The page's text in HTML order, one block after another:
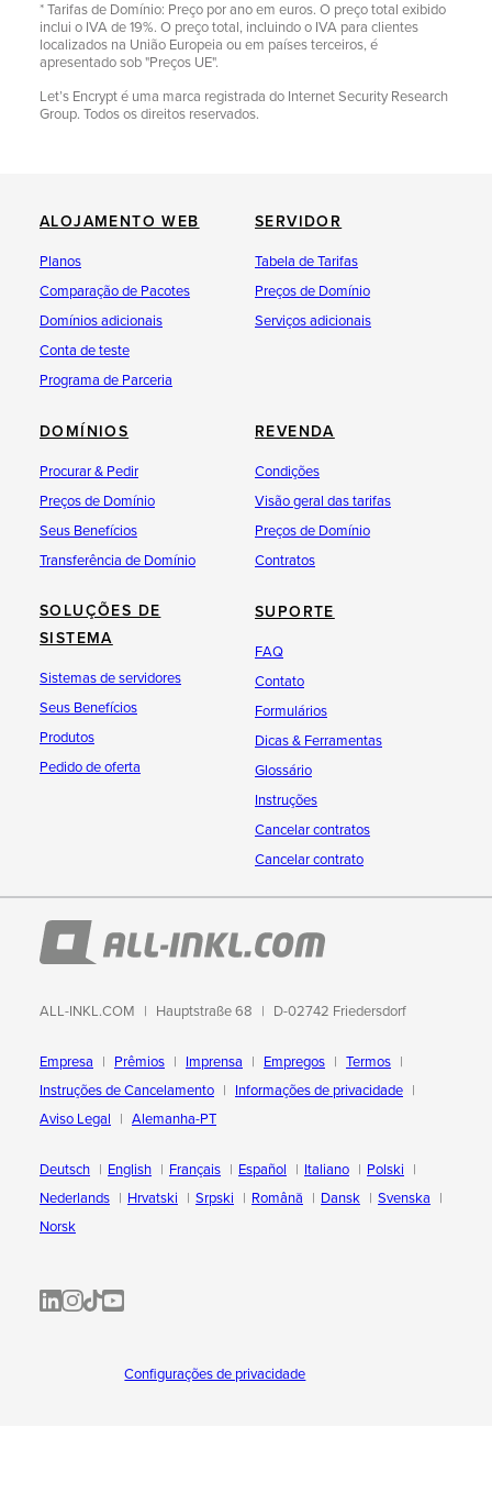
* Tarifas de Domínio: Preço por ano em euros. O preço total exibido
inclui o IVA de 19%. O preço total, incluindo o IVA para clientes
localizados na União Europeia ou em países terceiros, é
apresentado sob "Preços UE".
Let’s Encrypt é uma marca registrada do Internet Security Research
Group. Todos os direitos reservados.
ALOJAMENTO WEB
Planos
Comparação de Pacotes
Domínios adicionais
Conta de teste
Programa de Parceria
SERVIDOR
Tabela de Tarifas
Preços de Domínio
Serviços adicionais
DOMÍNIOS
Procurar & Pedir
Preços de Domínio
Seus Benefícios
Transferência de Domínio
REVENDA
Condições
Visão geral das tarifas
Preços de Domínio
Contratos
SOLUÇÕES DE
SISTEMA
Sistemas de servidores
Seus Benefícios
Produtos
Pedido de oferta
SUPORTE
FAQ
Contato
Formulários
Dicas & Ferramentas
Glossário
Instruções
Cancelar contratos
Cancelar contrato
ALL-INKL.COM Hauptstraße 68 D-02742 Friedersdorf
Empresa Prêmios Imprensa Empregos
Termos
Instruções de Cancelamento
Informações de privacidade
Aviso Legal
Alemanha-PT
Deutsch English Français Español Italiano
Polski
Nederlands
Hrvatski Srpski Română Dansk
Svenska
Norsk
ALL-INKL.COM | LinkedIn
ALL-INKL.COM • Instagram photos and videos
ALL-INKL.COM | TikTok
ALLINKL.COM - YouTube
Configurações de privacidade